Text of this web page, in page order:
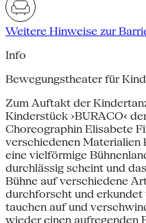
Weitere Hinweise zur
Info
Bewegungstheater für
Zum Auftakt der
Kinderstück ›BURACO‹
Choreographin Elisabete
verschiedenen Materialien
eine vielförmige
durchlässig scheint und
Bühne auf verschiedene
durchforscht und
tauchen auf und
wieder einen aufregenden